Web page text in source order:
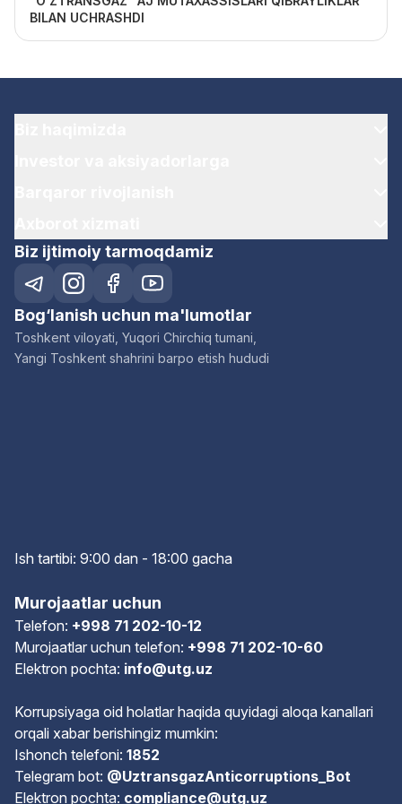
BILAN UCHRASHDI
Biz ijtimoiy tarmoqdamiz
Bog‘lanish uchun ma'lumotlar
Toshkent viloyati, Yuqori Chirchiq tumani,
Yangi Toshkent shahrini barpo etish hududi
Ish tartibi: 9:00 dan - 18:00 gacha
Murojaatlar uchun
Telefon: +998 71 202-10-12
Murojaatlar uchun telefon: +998 71 202-10-60
Elektron pochta: info@utg.uz
Korrupsiyaga oid holatlar haqida quyidagi aloqa kanallari
orqali xabar berishingiz mumkin:
Ishonch telefoni: 1852
Telegram bot: @UztransgazAnticorruptions_Bot
Elektron pochta: compliance@utg.uz